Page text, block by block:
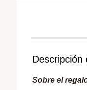
Descripción
Sobre el